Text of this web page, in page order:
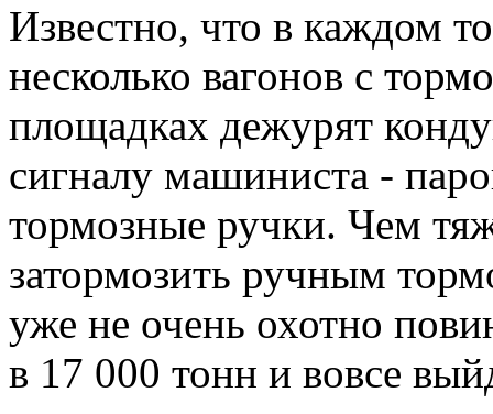
Известно, что в каждом
несколько вагонов с
площадках дежурят
сигналу машиниста -
тормозные ручки. Чем
затормозить ручным
уже не очень охотно
в 17 000 тонн и вовсе